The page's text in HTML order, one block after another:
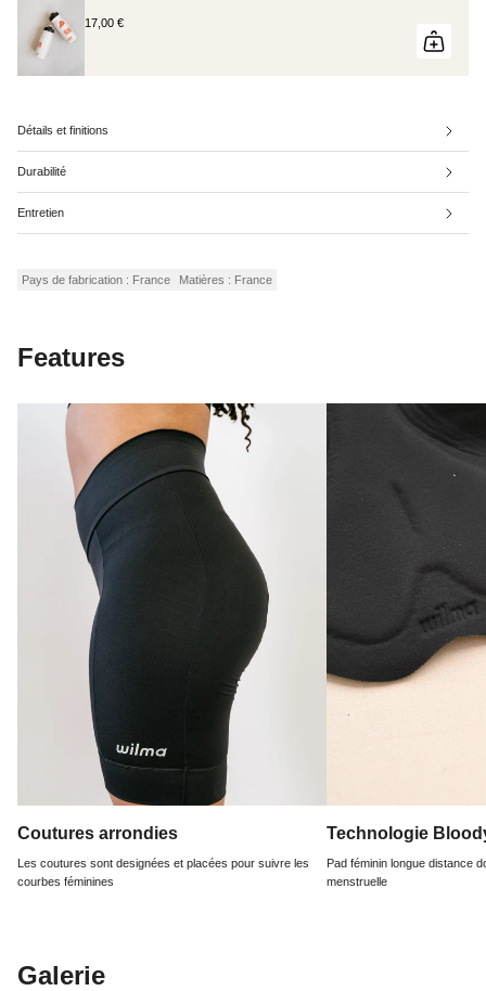
17,00 €
Détails et finitions
Durabilité
Entretien
Pays de fabrication : France Matières : France
Features
Coutures arrondies
Les coutures sont designées et placées pour suivre les
courbes féminines
Technologie
Pad féminin longue distance
menstruelle
Galerie